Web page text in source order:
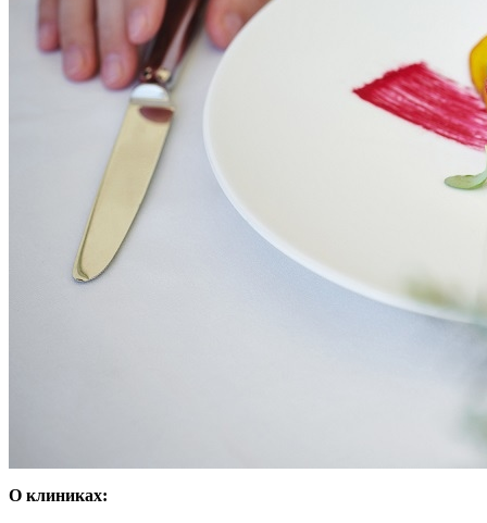
О клиниках: